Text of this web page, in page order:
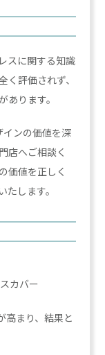
スに関する知識
評価されず、
ります。
ンの価値を深
店へご相談く
価値を正しく
します。
カバー
高まり、結果と